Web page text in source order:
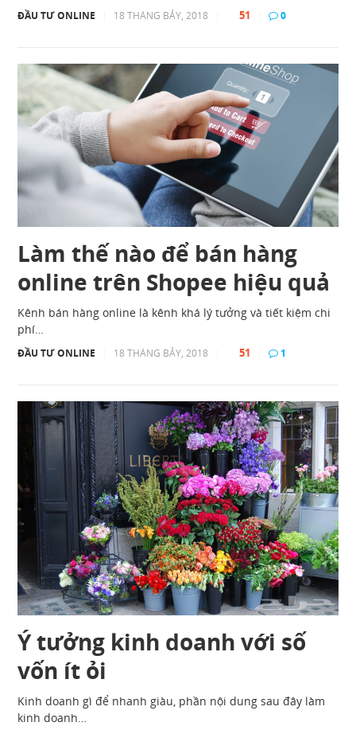
ĐẦU TƯ ONLINE 18 THÁNG BẢY, 2018 51 0
Làm thế nào để bán hàng
online trên Shopee hiệu quả
Kênh bán hàng online là kênh khá lý tưởng và tiết kiệm chi
phí…
ĐẦU TƯ ONLINE 18 THÁNG BẢY, 2018 51 1
Ý tưởng kinh doanh với số
vốn ít ỏi
Kinh doanh gì để nhanh giàu, phần nội dung sau đây làm
kinh doanh…